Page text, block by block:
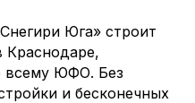
Юга» строит
Краснодаре,
всему ЮФО. Без
и бесконечных